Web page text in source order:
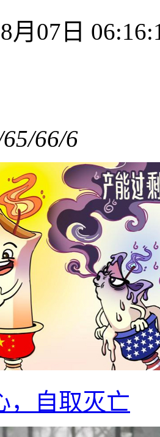
月07日
5/66/6
，自取灭亡